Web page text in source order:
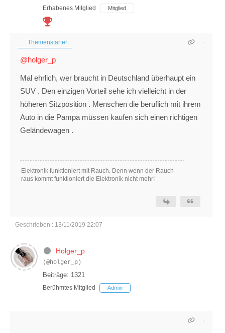
Erhabenes Mitglied Mitglied
Themenstarter
@holger_p
Mal ehrlich, wer braucht in Deutschland überhaupt ein
SUV . Den einzigen Vorteil sehe ich vielleicht in der
höheren Sitzposition . Menschen die beruflich mit ihrem
Auto in die Pampa müssen kaufen sich einen richtigen
Geländewagen .
Elektronik funktioniert mit Rauch. Denn wenn der Rauch
raus kommt funktioniert die Elektronik nicht mehr!
Geschrieben : 13/11/2019 22:07
Holger_p
(@holger_p)
Beiträge: 1321
Berühmtes Mitglied Admin